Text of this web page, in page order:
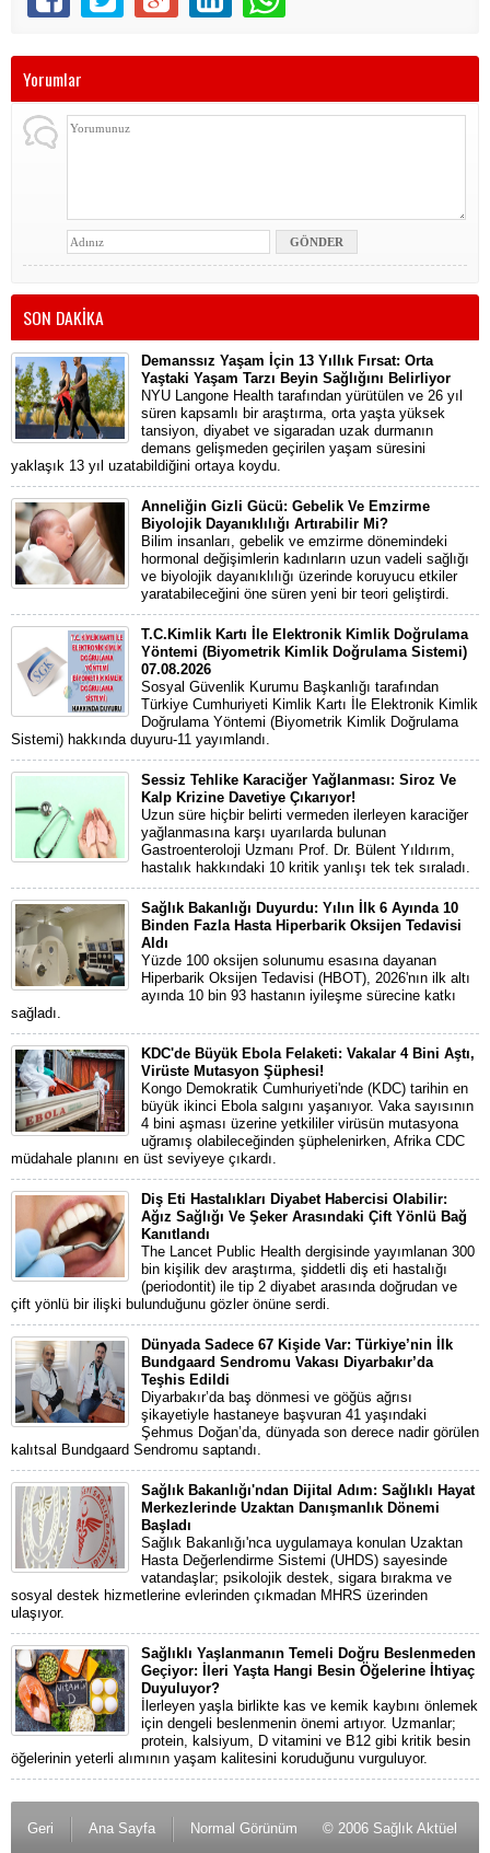
Yorumlar
SON DAKİKA
Demanssız Yaşam İçin 13 Yıllık Fırsat: Orta
Yaştaki Yaşam Tarzı Beyin Sağlığını Belirliyor
NYU Langone Health tarafından yürütülen ve 26 yıl
süren kapsamlı bir araştırma, orta yaşta yüksek
tansiyon, diyabet ve sigaradan uzak durmanın
demans gelişmeden geçirilen yaşam süresini
yaklaşık 13 yıl uzatabildiğini ortaya koydu.
Anneliğin Gizli Gücü: Gebelik Ve Emzirme
Biyolojik Dayanıklılığı Artırabilir Mi?
Bilim insanları, gebelik ve emzirme dönemindeki
hormonal değişimlerin kadınların uzun vadeli sağlığı
ve biyolojik dayanıklılığı üzerinde koruyucu etkiler
yaratabileceğini öne süren yeni bir teori geliştirdi.
T.C.Kimlik Kartı İle Elektronik Kimlik Doğrulama
Yöntemi (Biyometrik Kimlik Doğrulama Sistemi)
07.08.2026
Sosyal Güvenlik Kurumu Başkanlığı tarafından
Türkiye Cumhuriyeti Kimlik Kartı İle Elektronik Kimlik
Doğrulama Yöntemi (Biyometrik Kimlik Doğrulama
Sistemi) hakkında duyuru-11 yayımlandı.
Sessiz Tehlike Karaciğer Yağlanması: Siroz Ve
Kalp Krizine Davetiye Çıkarıyor!
Uzun süre hiçbir belirti vermeden ilerleyen karaciğer
yağlanmasına karşı uyarılarda bulunan
Gastroenteroloji Uzmanı Prof. Dr. Bülent Yıldırım,
hastalık hakkındaki 10 kritik yanlışı tek tek sıraladı.
Sağlık Bakanlığı Duyurdu: Yılın İlk 6 Ayında 10
Binden Fazla Hasta Hiperbarik Oksijen Tedavisi
Aldı
Yüzde 100 oksijen solunumu esasına dayanan
Hiperbarik Oksijen Tedavisi (HBOT), 2026'nın ilk altı
ayında 10 bin 93 hastanın iyileşme sürecine katkı
sağladı.
KDC'de Büyük Ebola Felaketi: Vakalar 4 Bini Aştı,
Virüste Mutasyon Şüphesi!
Kongo Demokratik Cumhuriyeti'nde (KDC) tarihin en
büyük ikinci Ebola salgını yaşanıyor. Vaka sayısının
4 bini aşması üzerine yetkililer virüsün mutasyona
uğramış olabileceğinden şüphelenirken, Afrika CDC
müdahale planını en üst seviyeye çıkardı.
Diş Eti Hastalıkları Diyabet Habercisi Olabilir:
Ağız Sağlığı Ve Şeker Arasındaki Çift Yönlü Bağ
Kanıtlandı
The Lancet Public Health dergisinde yayımlanan 300
bin kişilik dev araştırma, şiddetli diş eti hastalığı
(periodontit) ile tip 2 diyabet arasında doğrudan ve
çift yönlü bir ilişki bulunduğunu gözler önüne serdi.
Dünyada Sadece 67 Kişide Var: Türkiye’nin İlk
Bundgaard Sendromu Vakası Diyarbakır’da
Teşhis Edildi
Diyarbakır’da baş dönmesi ve göğüs ağrısı
şikayetiyle hastaneye başvuran 41 yaşındaki
Şehmus Doğan’da, dünyada son derece nadir görülen
kalıtsal Bundgaard Sendromu saptandı.
Sağlık Bakanlığı'ndan Dijital Adım: Sağlıklı Hayat
Merkezlerinde Uzaktan Danışmanlık Dönemi
Başladı
Sağlık Bakanlığı'nca uygulamaya konulan Uzaktan
Hasta Değerlendirme Sistemi (UHDS) sayesinde
vatandaşlar; psikolojik destek, sigara bırakma ve
sosyal destek hizmetlerine evlerinden çıkmadan MHRS üzerinden
ulaşıyor.
Sağlıklı Yaşlanmanın Temeli Doğru Beslenmeden
Geçiyor: İleri Yaşta Hangi Besin Öğelerine İhtiyaç
Duyuluyor?
İlerleyen yaşla birlikte kas ve kemik kaybını önlemek
için dengeli beslenmenin önemi artıyor. Uzmanlar;
protein, kalsiyum, D vitamini ve B12 gibi kritik besin
öğelerinin yeterli alımının yaşam kalitesini koruduğunu vurguluyor.
Geri Ana Sayfa Normal Görünüm © 2006 Sağlık Aktüel